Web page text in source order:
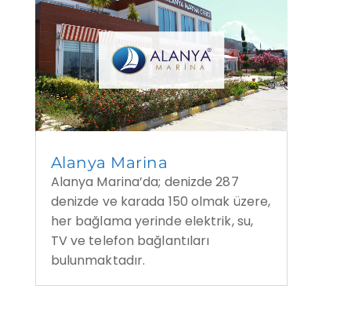
Alanya Marina
Alanya Marina’da; denizde 287
denizde ve karada 150 olmak üzere,
her bağlama yerinde elektrik, su,
TV ve telefon bağlantıları
bulunmaktadır.